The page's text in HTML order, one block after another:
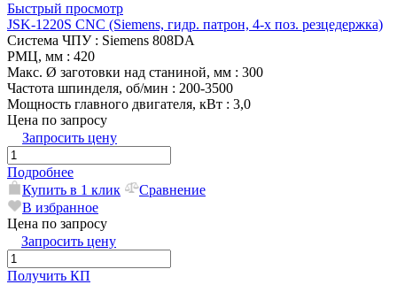
Быстрый просмотр
JSK-1220S CNC (Siemens, гидр. патрон, 4-х поз. резцедержка)
Система ЧПУ: Siemens 808DA
РМЦ, мм : 420
Макс. Ø заготовки над станиной, мм : 300
Частота шпинделя, об/мин : 200-3500
Мощность главного двигателя, кВт : 3,0
Цена по запросу
Запросить цену
Подробнее
Купить в 1 клик
Сравнение
В избранное
Цена по запросу
Запросить цену
Получить КП